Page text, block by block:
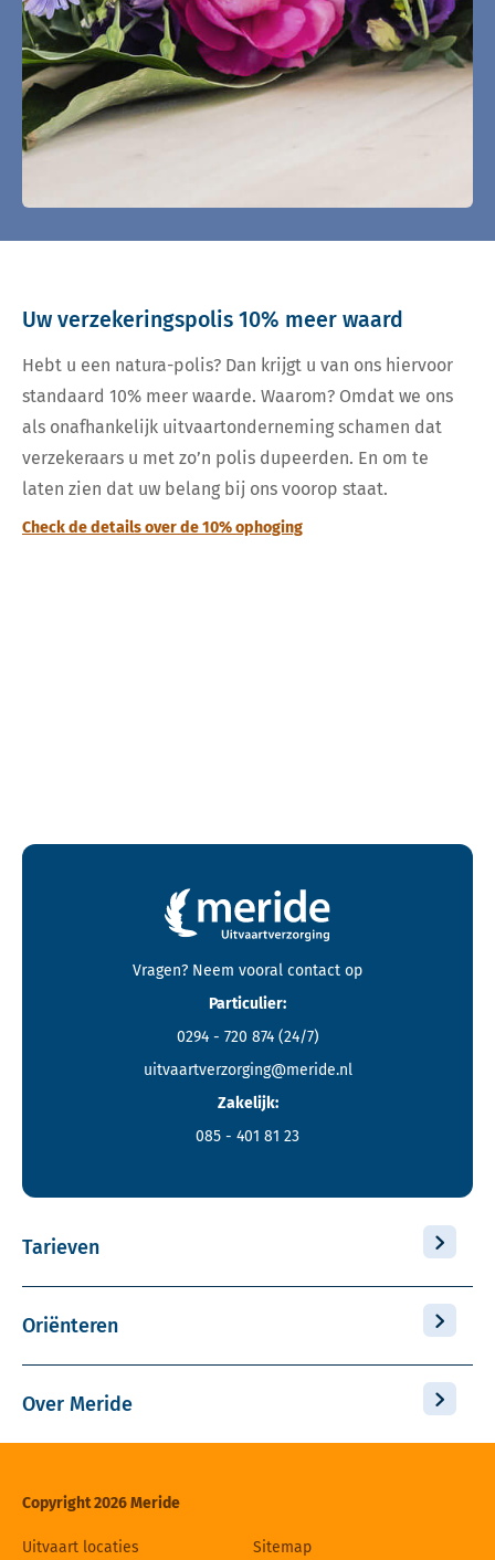
Uw verzekeringspolis 10% meer waard
Hebt u een natura-polis? Dan krijgt u van ons hiervoor
standaard 10% meer waarde. Waarom? Omdat we ons
als onafhankelijk uitvaartonderneming schamen dat
verzekeraars u met zo’n polis dupeerden. En om te
laten zien dat uw belang bij ons voorop staat.
Check de details over de 10% ophoging
Contactgegevens en footer menu van Meride
Vragen? Neem vooral contact op
Particulier:
0294 - 720 874 (24/7)
uitvaartverzorging@meride.nl
Zakelijk:
085 - 401 81 23
Tarieven
Oriënteren
Over Meride
Copyright 2026 Meride
Uitvaart locaties Sitemap